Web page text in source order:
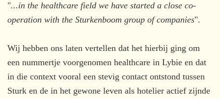
"...in the healthcare field we have started a close co-
operation with the Sturkenboom group of companies".
Wij hebben ons laten vertellen dat het hierbij ging om
een nummertje voorgenomen healthcare in Lybie en dat
in die context vooral een stevig contact ontstond tussen
Sturk en de in het gewone leven als hotelier actief zijnde